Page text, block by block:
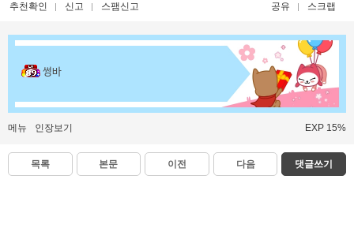
추천확인 신고 스팸신고 공유 스크랩
썽바
메뉴 인장보기 EXP 15%
목록 본문 이전 다음 댓글쓰기